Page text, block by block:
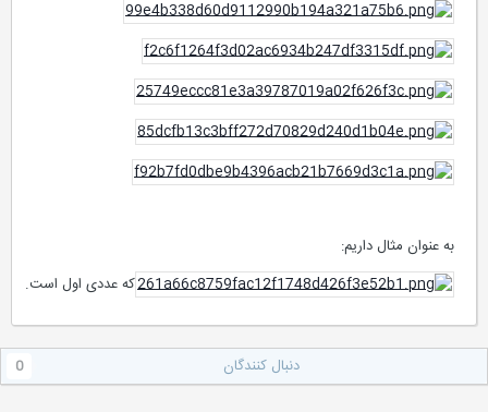
به عنوان مثال داریم:
که عددی اول است.
دنبال کنندگان